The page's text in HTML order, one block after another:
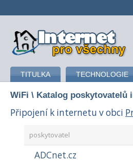
připojení k internetu
TITULKA TECHNOLOGIE
WiFi \ Katalog poskytovatelů
Připojení k internetu v obci
poskytovatel
ADCnet.cz